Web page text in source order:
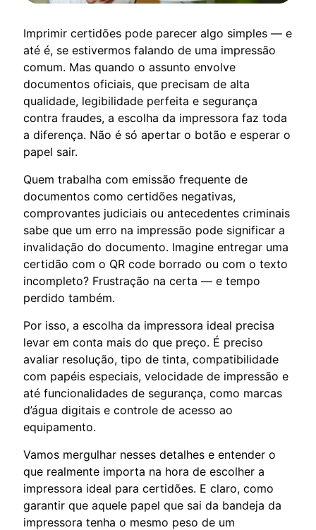
Imprimir certidões pode parecer algo simples — e
até é, se estivermos falando de uma impressão
comum. Mas quando o assunto envolve
documentos oficiais, que precisam de alta
qualidade, legibilidade perfeita e segurança
contra fraudes, a escolha da impressora faz toda
a diferença. Não é só apertar o botão e esperar o
papel sair.
Quem trabalha com emissão frequente de
documentos como certidões negativas,
comprovantes judiciais ou antecedentes criminais
sabe que um erro na impressão pode significar a
invalidação do documento. Imagine entregar uma
certidão com o QR code borrado ou com o texto
incompleto? Frustração na certa — e tempo
perdido também.
Por isso, a escolha da impressora ideal precisa
levar em conta mais do que preço. É preciso
avaliar resolução, tipo de tinta, compatibilidade
com papéis especiais, velocidade de impressão e
até funcionalidades de segurança, como marcas
d’água digitais e controle de acesso ao
equipamento.
Vamos mergulhar nesses detalhes e entender o
que realmente importa na hora de escolher a
impressora ideal para certidões. E claro, como
garantir que aquele papel que sai da bandeja da
impressora tenha o mesmo peso de um